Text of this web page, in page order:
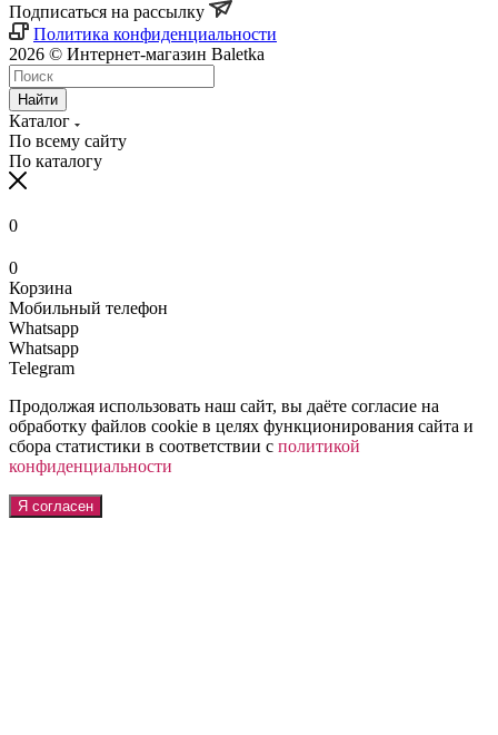
Подписаться на рассылку
Политика конфиденциальности
2026 © Интернет-магазин Baletka
Найти
Каталог
По всему сайту
По каталогу
0
0
Корзина
Мобильный телефон
Whatsapp
Whatsapp
Telegram
Продолжая использовать наш сайт, вы даёте согласие на
обработку файлов cookie в целях функционирования сайта и
сбора статистики в соответствии с политикой
конфиденциальности
Я согласен